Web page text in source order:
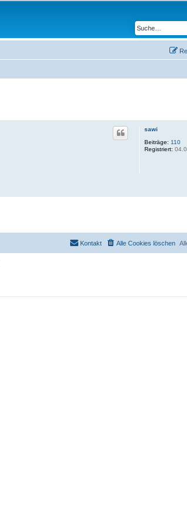
sawi
Beiträge: 110
Registriert:
Alle Cookies löschen
Kontakt